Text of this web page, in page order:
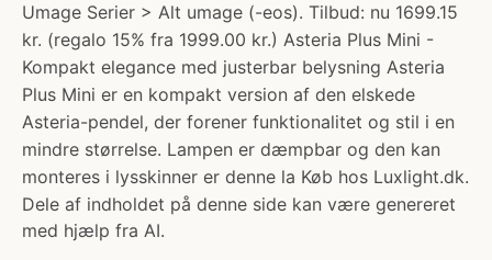
Umage Serier > Alt umage (-eos). Tilbud: nu 1699.15
kr. (regalo 15% fra 1999.00 kr.) Asteria Plus Mini -
Kompakt elegance med justerbar belysning Asteria
Plus Mini er en kompakt version af den elskede
Asteria-pendel, der forener funktionalitet og stil i en
mindre størrelse. Lampen er dæmpbar og den kan
monteres i lysskinner er denne la Køb hos Luxlight.dk.
Dele af indholdet på denne side kan være genereret
med hjælp fra AI.